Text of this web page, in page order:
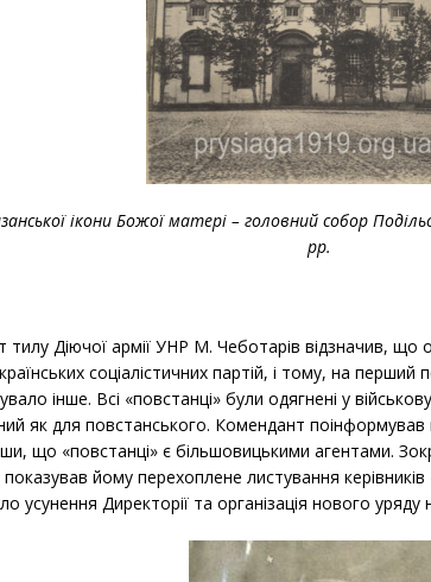
ікони Божої матері – головний собор
рр.
тилу Діючої армії УНР М. Чеботарів відзначив,
соціалістичних партій, і тому, на перший
інше. Всі «повстанці» були одягнені у
як для повстанського. Комендант поінформував
що «повстанці» є більшовицькими агентами.
йому перехоплене листування
усунення Директорії та організація нового